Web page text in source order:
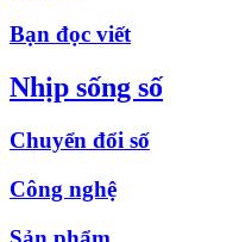
Bạn đọc viết
Nhịp sống số
Chuyển đổi số
Công nghệ